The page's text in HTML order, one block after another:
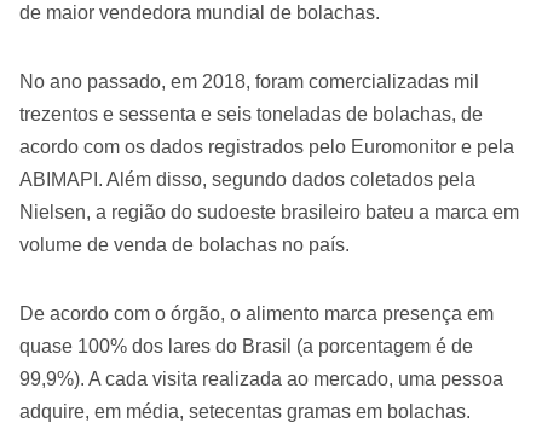
de maior vendedora mundial de bolachas.
No ano passado, em 2018, foram comercializadas mil
trezentos e sessenta e seis toneladas de bolachas, de
acordo com os dados registrados pelo Euromonitor e pela
ABIMAPI. Além disso, segundo dados coletados pela
Nielsen, a região do sudoeste brasileiro bateu a marca em
volume de venda de bolachas no país.
De acordo com o órgão, o alimento marca presença em
quase 100% dos lares do Brasil (a porcentagem é de
99,9%). A cada visita realizada ao mercado, uma pessoa
adquire, em média, setecentas gramas em bolachas.